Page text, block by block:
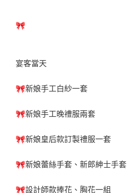
🎀
宴客當天
🎀新娘手工白紗一套
🎀新娘手工晚禮服兩套
🎀新娘皇后款訂製禮服一套
🎀新娘蕾絲手套、新郎紳士手套
🎀設計師款捧花、胸花一組